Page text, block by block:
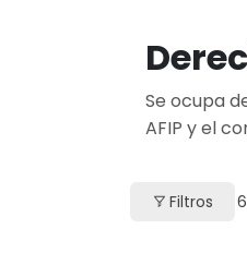
Se ocupa
AFIP y el
Filtros 6